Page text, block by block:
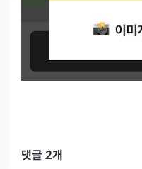
댓글 2개